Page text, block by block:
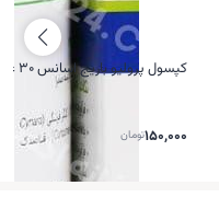
کپسول پرولیو باریج اسانس 30 عدد
150,000تومان